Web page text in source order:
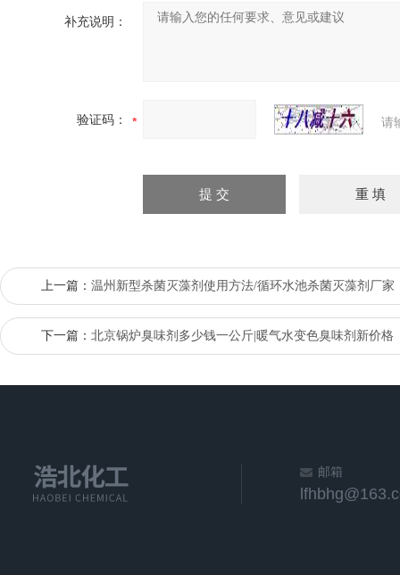
补充说明：
验证码： 请
上一篇： 温州新型杀菌灭藻剂使用方法/循环水池杀菌灭藻剂厂家
下一篇： 北京锅炉臭味剂多少钱一公斤|暖气水变色臭味剂新价格
邮箱